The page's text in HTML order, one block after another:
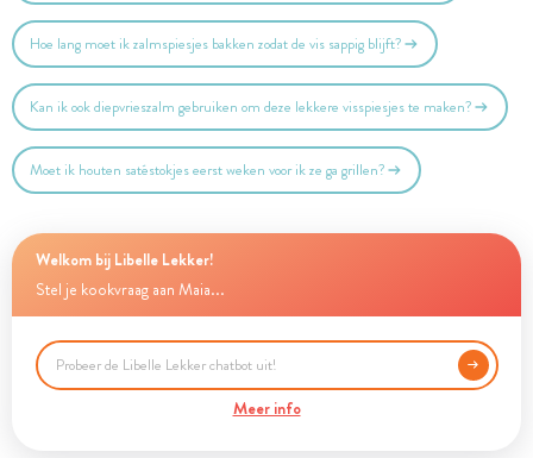
Hoe lang moet ik zalmspiesjes bakken zodat de vis sappig blijft?
Kan ik ook diepvrieszalm gebruiken om deze lekkere visspiesjes te maken?
Moet ik houten satéstokjes eerst weken voor ik ze ga grillen?
Welkom bij Libelle Lekker!
Stel je kookvraag aan Maia...
Meer info